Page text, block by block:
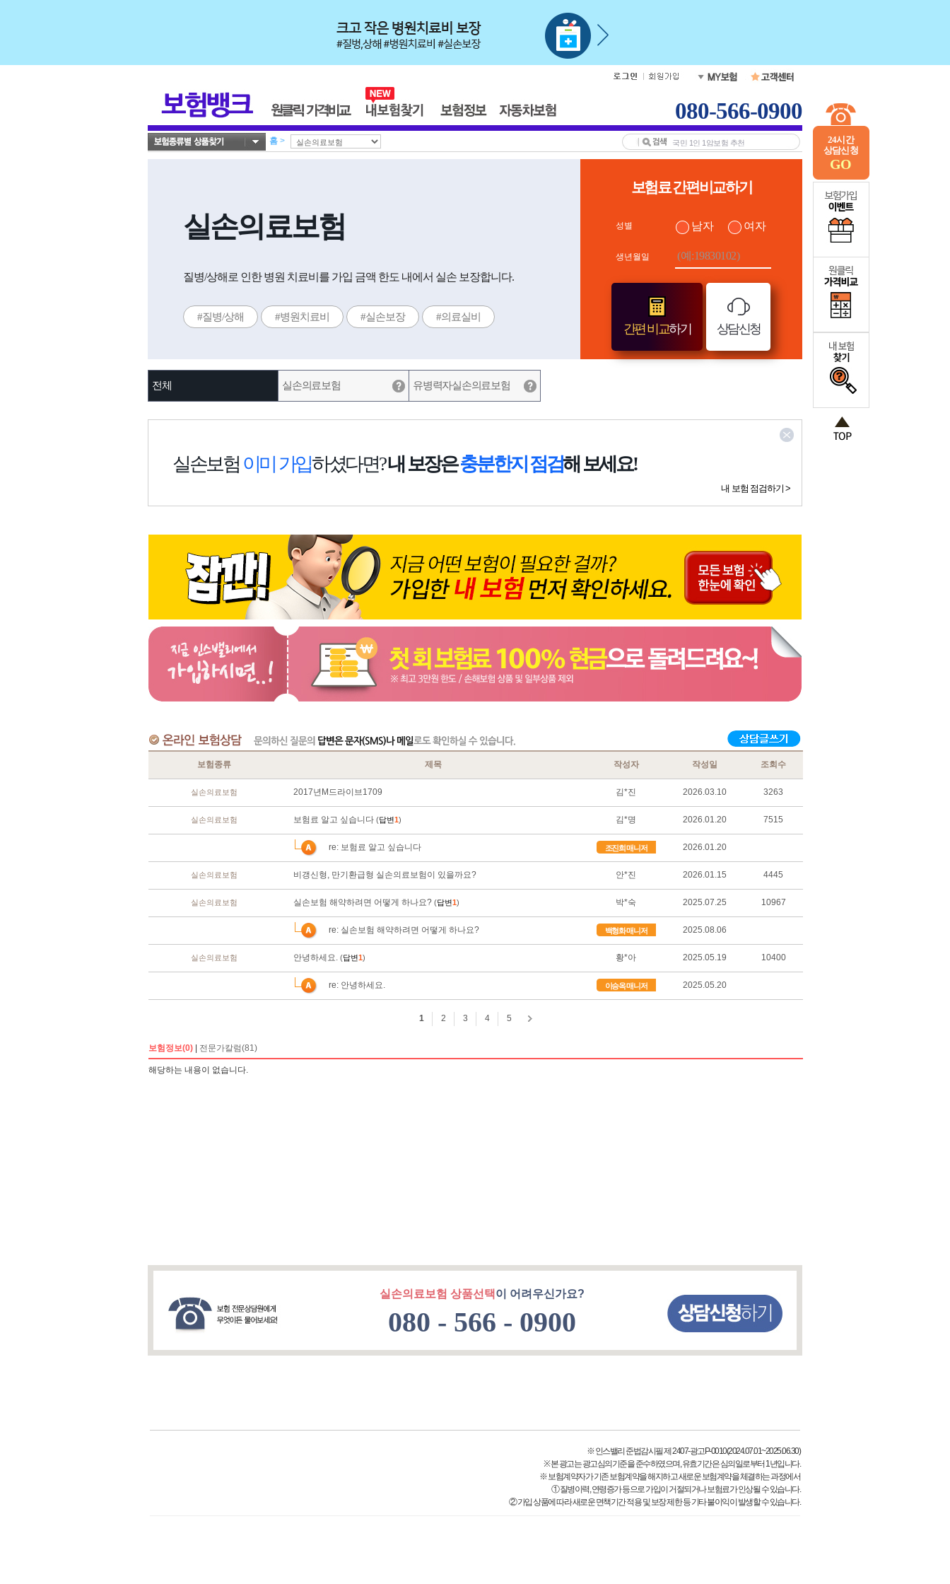
24시간
상담신청
GO
080-566-0900
홈 >
실손의료보험
질병/상해로 인한 병원 치료비를 가입 금액 한도 내에서 실손 보장합니다.
#질병/상해 #병원치료비 #실손보장 #의료실비
보험료 간편비교하기
성별 남자 여자
생년월일
간편 비교하기 상담신청
전체 실손의료보험 유병력자실손의료보험
실손보험 이미 가입하셨다면?내 보장은충분한지 점검해 보세요!
내 보험 점검하기 >
실손의료보험 상품선택 이 어려우신가요?
080 - 566 - 0900
※ 인스밸리 준법감시필 제 2407-광고P-0010(2024.07.01~2025.06.30)
※ 본 광고는 광고심의기준을 준수하였으며, 유효기간은 심의일로부터 1년입니다.
※ 보험계약자가 기존 보험계약을 해지하고 새로운 보험계약을 체결하는 과정에서
① 질병이력, 연령증가 등으로 가입이 거절되거나 보험료가 인상될 수 있습니다.
② 가입 상품에 따라 새로운 면책기간 적용 및 보장 제한 등 기타 불이익이 발생할 수 있습니다.